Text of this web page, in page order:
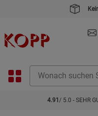
4.91 / 5.0 - SEHR